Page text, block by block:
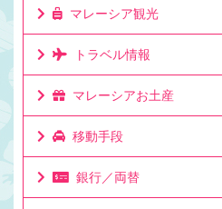
マレーシア観光
トラベル情報
マレーシアお土産
移動手段
銀行／両替